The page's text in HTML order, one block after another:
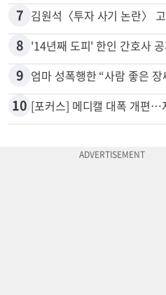
6
7 김원석〈투자 사기 논란〉
8 '14년째 도피' 한인 간호사
9